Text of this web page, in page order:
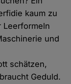
kaum zu
Leerformeln
und
schätzen,
Geduld.